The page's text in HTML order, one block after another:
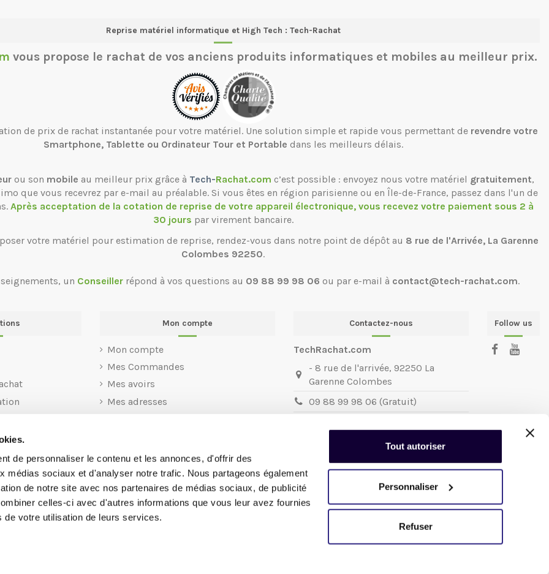
de personnaliser le contenu et les annonces, d'offrir des
médias sociaux et d'analyser notre trafic. Nous partageons également
de notre site avec nos partenaires de médias sociaux, de publicité
celles-ci avec d'autres informations que vous leur avez fournies
de votre utilisation de leurs services.
Tout autoriser
Personnaliser
Refuser
Reprise matériel informatique et High Tech : Tech-Rachat
vous propose le rachat de vos anciens produits informatiques et mobiles au meilleur prix.
de prix de rachat instantanée pour votre matériel. Une solution simple et rapide vous permettant de revendre votre
Smartphone, Tablette ou Ordinateur Tour et Portable dans les meilleurs délais.
ou son mobile au meilleur prix grâce à Tech-Rachat.com c’est possible : envoyez nous votre matériel gratuitement,
que vous recevrez par e-mail au préalable. Si vous êtes en région parisienne ou en Île-de-France, passez dans l'un de
Après acceptation de la cotation de reprise de votre appareil électronique, vous recevez votre paiement sous 2 à
30 jours par virement bancaire.
votre matériel pour estimation de reprise, rendez-vous dans notre point de dépôt au 8 rue de l'Arrivée, La Garenne
Colombes 92250.
un Conseiller répond à vos questions au 09 88 99 98 06 ou par e-mail à contact@tech-rachat.com.
Mon compte
Mon compte
Mes Commandes
Mes avoirs
Mes adresses
Contactez-nous
TechRachat.com
- 8 rue de l'arrivée, 92250 La
Garenne Colombes
09 88 99 98 06 (Gratuit)
la reprise de votre
Nous sommes joignables duMardi au
Vendredi
de 11h à 13h et de 14h30 à 18h
Follow us